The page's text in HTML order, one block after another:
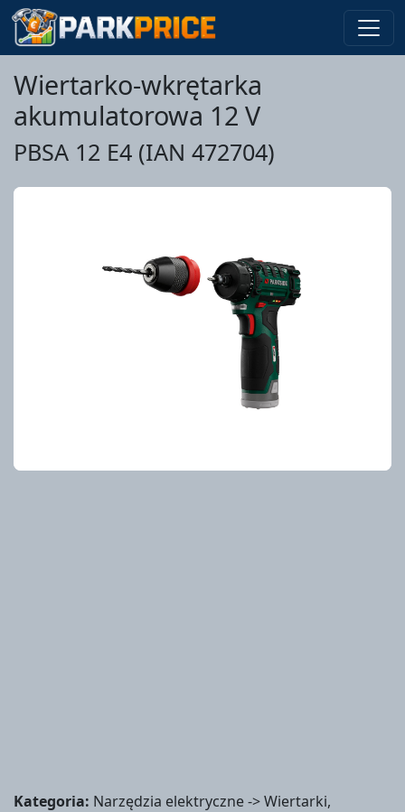
Wiertarko-wkrętarka
akumulatorowa 12 V
PBSA 12 E4 (IAN 472704)
Kategoria: Narzędzia elektryczne -> Wiertarki,